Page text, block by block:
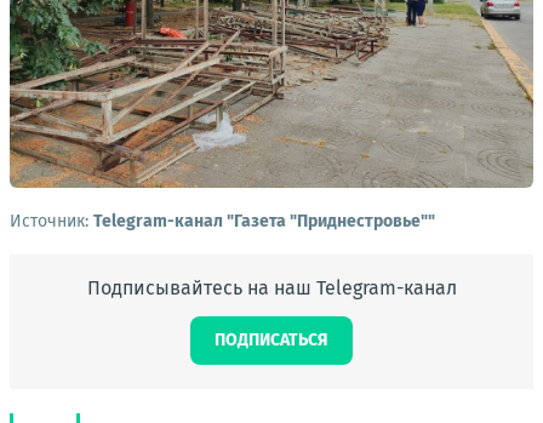
Источник: Telegram-канал "Газета "Приднестровье""
Подписывайтесь на наш Telegram-канал
ПОДПИСАТЬСЯ